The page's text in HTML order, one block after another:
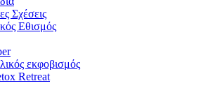
Σχέσεις
Εθισμός
εκφοβισμός
Retreat